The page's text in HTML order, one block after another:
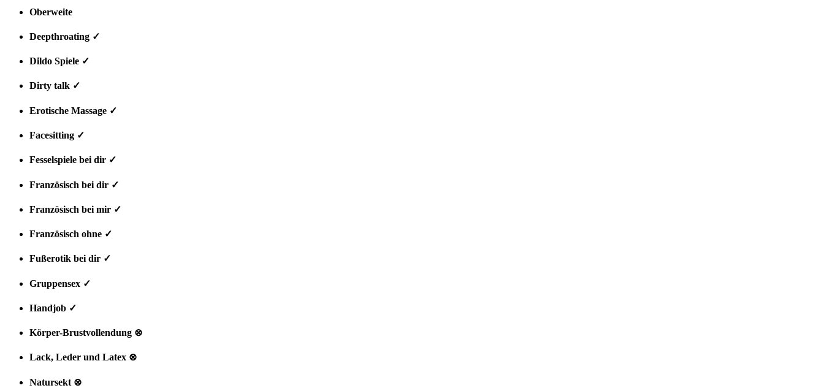
Oberweite
Deepthroating ✓
Dildo Spiele ✓
Dirty talk ✓
Erotische Massage ✓
Facesitting ✓
Fesselspiele bei dir ✓
Französisch bei dir ✓
Französisch bei mir ✓
Französisch ohne ✓
Fußerotik bei dir ✓
Gruppensex ✓
Handjob ✓
Körper-Brustvollendung ⊗
Lack, Leder und Latex ⊗
Natursekt ⊗